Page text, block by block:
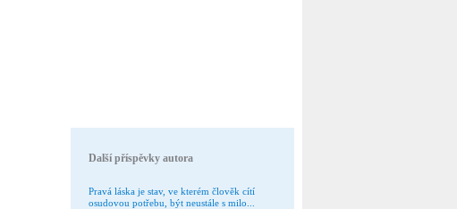
Další příspěvky autora
Pravá láska je stav, ve kterém člověk cítí
osudovou potřebu, být neustále s milo...